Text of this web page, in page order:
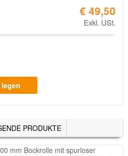
€ 49,50
Exkl. USt.
PRODUKTE
mm Bockrolle mit spurloser